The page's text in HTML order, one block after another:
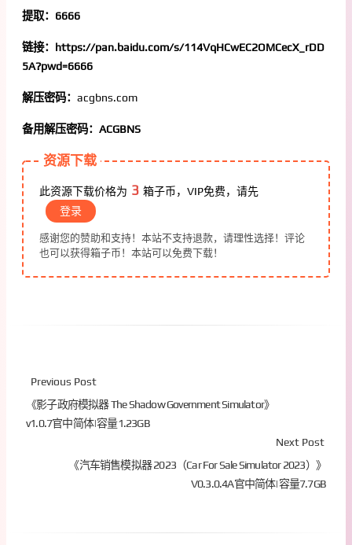
提取：6666
链接：https://pan.baidu.com/s/114VqHCwEC2OMCecX_rDD
5A?pwd=6666
解压密码： acgbns.com
备用解压密码：ACGBNS
资源下载
此资源下载价格为 3 箱子币，VIP免费，请先
登录
感谢您的赞助和支持！本站不支持退款，请理性选择！评论
也可以获得箱子币！本站可以免费下载！
Previous Post
《影子政府模拟器 The Shadow Government Simulator》
v1.0.7官中简体|容量1.23GB
Next Post
《汽车销售模拟器 2023（Car For Sale Simulator 2023）》
V0.3.0.4A官中简体|容量7.7GB